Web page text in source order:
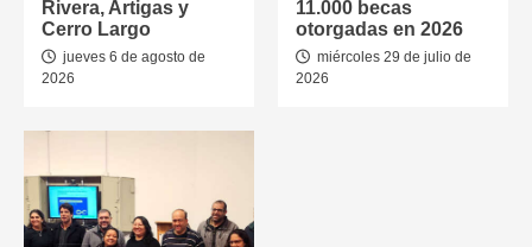
Rivera, Artigas y
Cerro Largo
jueves 6 de agosto de
2026
11.000 becas
otorgadas en 2026
miércoles 29 de julio de
2026